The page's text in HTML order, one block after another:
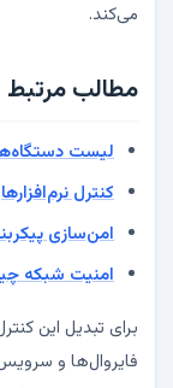
می‌کند.
مطالب مرتبط
لیست
کنترل
امن‌سازی
امنیت شبکه
برای تبدیل این
فایروال‌ها و